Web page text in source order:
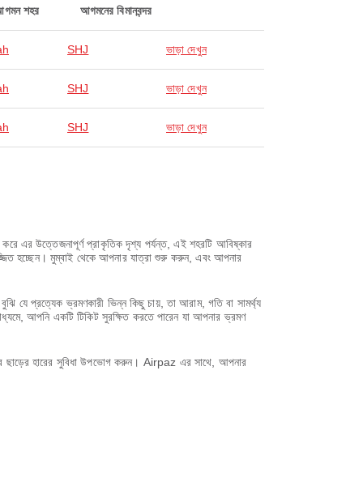
শহর আগমনের বিমানবন্দর
SHJ ভাড়া দেখুন
SHJ ভাড়া দেখুন
SHJ ভাড়া দেখুন
এর উত্তেজনাপূর্ণ প্রাকৃতিক দৃশ্য পর্যন্ত, এই শহরটি আবিষ্কার
হচ্ছেন। মুম্বাই থেকে আপনার যাত্রা শুরু করুন, এবং আপনার
প্রত্যেক ভ্রমণকারী ভিন্ন কিছু চায়, তা আরাম, গতি বা সামর্থ্য
আপনি একটি টিকিট সুরক্ষিত করতে পারেন যা আপনার ভ্রমণ
ছাড়ের হারের সুবিধা উপভোগ করুন। Airpaz এর সাথে, আপনার